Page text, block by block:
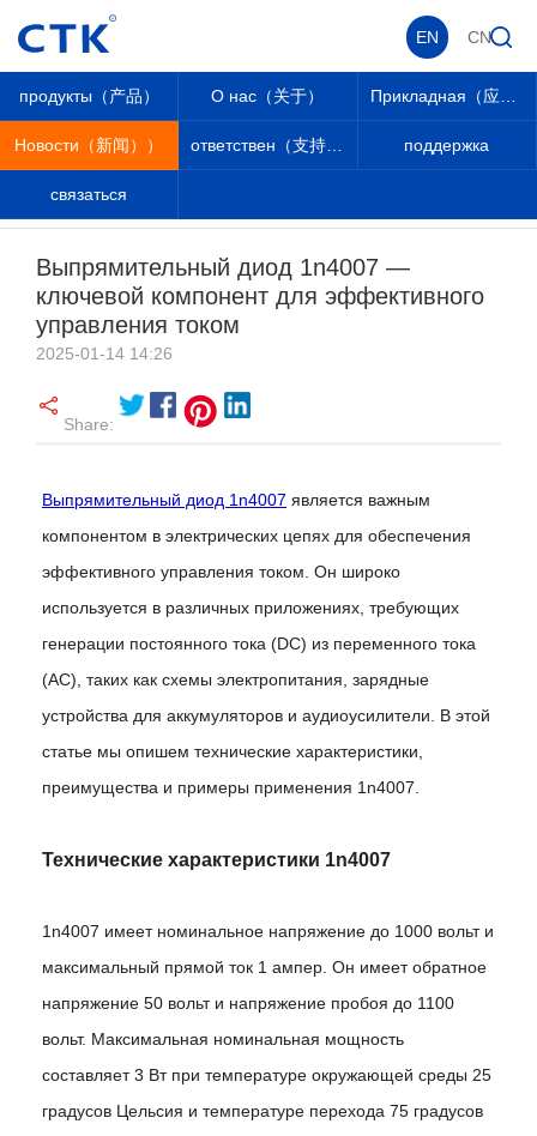
продукты（产品） О нас（关于）
Новости（新闻）） поддержка
связаться
EN CN
Новости（新闻））
Выпрямительный диод 1n4007 —
ключевой компонент для эффективного
управления током
2025-01-14 14:26
Share:
Выпрямительный диод 1n4007 является важным
компонентом в электрических цепях для обеспечения
эффективного управления током. Он широко
используется в различных приложениях, требующих
генерации постоянного тока (DC) из переменного тока
(AC), таких как схемы электропитания, зарядные
устройства для аккумуляторов и аудиоусилители. В этой
статье мы опишем технические характеристики,
преимущества и примеры применения 1n4007.
Технические характеристики 1n4007
1n4007 имеет номинальное напряжение до 1000 вольт и
максимальный прямой ток 1 ампер. Он имеет обратное
напряжение 50 вольт и напряжение пробоя до 1100
вольт. Максимальная номинальная мощность
составляет 3 Вт при температуре окружающей среды 25
градусов Цельсия и температуре перехода 75 градусов